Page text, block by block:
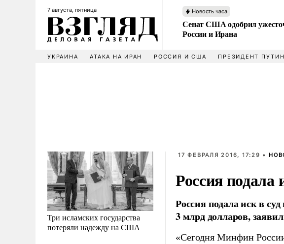
7 августа, пятница Новость часа
Сенат США одобрил
России и Ирана
УКРАИНА АТАКА НА ИРАН РОССИЯ И США ПРЕЗИДЕНТ ПУТИН
Три исламских государства
потеряли надежду на США
17 ФЕВРАЛЯ 2016, 17:29 •
Россия
Россия подала иск в
3 млрд долларов,
«Сегодня Минфин